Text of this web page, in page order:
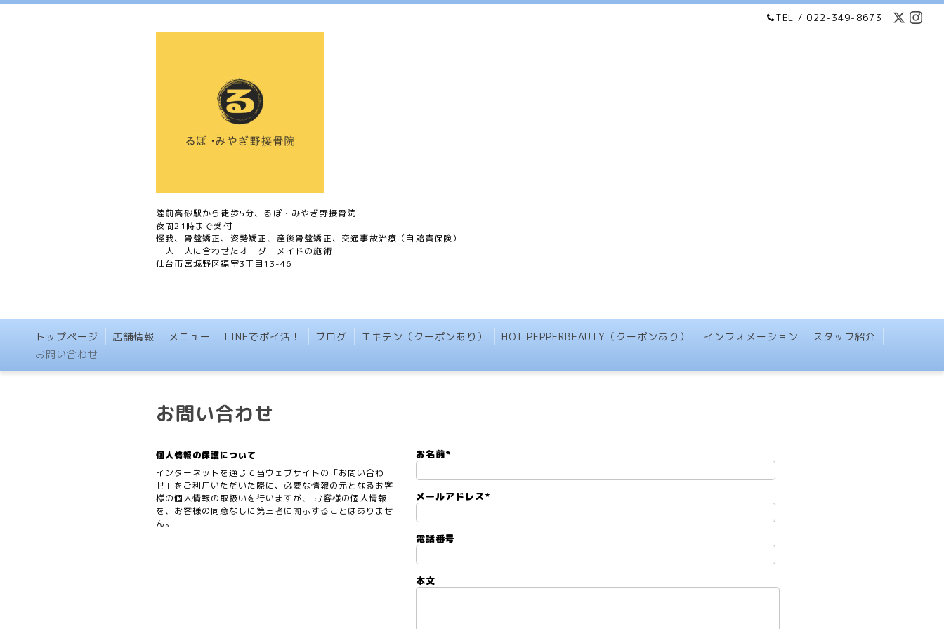
TEL / 022-349-8673
陸前高砂駅から徒歩5分、るぽ・みやぎ野接骨院
夜間21時まで受付
怪我、骨盤矯正、姿勢矯正、産後骨盤矯正、交通事故治療（自賠責保険）
一人一人に合わせたオーダーメイドの施術
仙台市宮城野区福室3丁目13-46
トップページ 店舗情報 メニュー LINEでポイ活！ ブログ エキテン（クーポンあり） HOT PEPPERBEAUTY（クーポンあり） インフォメーション
スタッフ紹介
お問い合わせ
お問い合わせ
個人情報の保護について
インターネットを通じて当ウェブサイトの「お問い合わ
せ」をご利用いただいた際に、必要な情報の元となるお客
様の個人情報の取扱いを行いますが、 お客様の個人情報
を、お客様の同意なしに第三者に開示することはありませ
ん。
お名前*
メールアドレス*
電話番号
本文